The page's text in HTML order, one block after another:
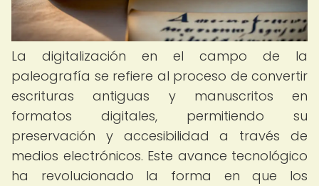
La digitalización en el campo de la
paleografía se refiere al proceso de convertir
escrituras antiguas y manuscritos en
formatos digitales, permitiendo su
preservación y accesibilidad a través de
medios electrónicos. Este avance tecnológico
ha revolucionado la forma en que los